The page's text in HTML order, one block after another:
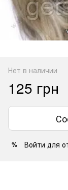
Нет в наличии
125 грн
% Войти для